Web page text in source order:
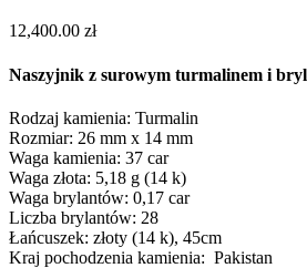
12,400.00 zł
Naszyjnik z surowym turmalinem i
Rodzaj kamienia: Turmalin
Rozmiar: 26 mm x 14 mm
Waga kamienia: 37 car
Waga złota: 5,18 g (14 k)
Waga brylantów: 0,17 car
Liczba brylantów: 28
Łańcuszek: złoty (14 k), 45cm
Kraj pochodzenia kamienia: Pakistan